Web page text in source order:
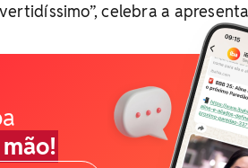
celebra a